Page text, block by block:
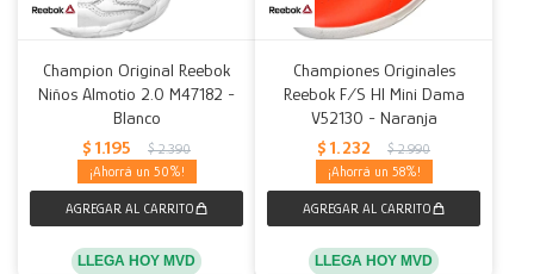
Champion Original Reebok
Niños Almotio 2.0 M47182 -
Blanco
$ 1.195 $ 2.390
50
LLEGA HOY MVD
Championes Originales
Reebok F/S HI Mini Dama
V52130 - Naranja
$ 1.232 $ 2.990
58
LLEGA HOY MVD